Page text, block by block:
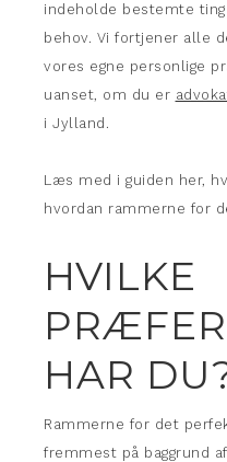
indeholde bestemte
behov. Vi fortjener alle
vores egne personlige
uanset, om du er
i Jylland.
Læs med i guiden her,
hvordan rammerne for
HVILKE
HAR
Rammerne for det
fremmest på baggrund